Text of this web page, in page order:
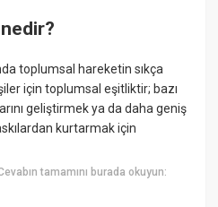
toplumsal hareketin sıkça
için toplumsal eşitliktir; bazı
geliştirmek ya da daha geniş
kurtarmak için
tamamını burada okuyun: